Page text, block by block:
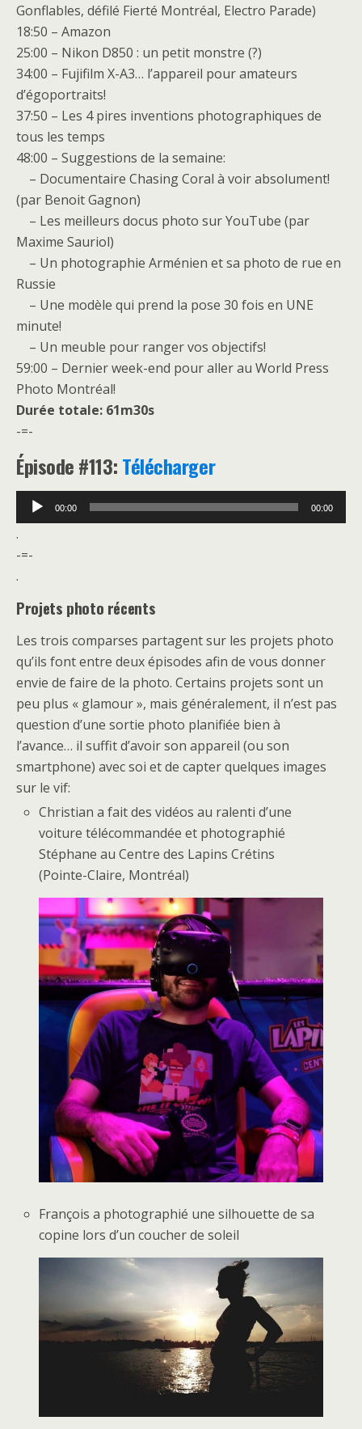
Gonflables, défilé Fierté Montréal, Electro Parade)
18:50 – Amazon
25:00 – Nikon D850 : un petit monstre (?)
34:00 – Fujifilm X-A3… l’appareil pour amateurs
d’égoportraits!
37:50 – Les 4 pires inventions photographiques de
tous les temps
48:00 – Suggestions de la semaine:
– Documentaire Chasing Coral à voir absolument!
(par Benoit Gagnon)
– Les meilleurs docus photo sur YouTube (par
Maxime Sauriol)
– Un photographie Arménien et sa photo de rue en
Russie
– Une modèle qui prend la pose 30 fois en UNE
minute!
– Un meuble pour ranger vos objectifs!
59:00 – Dernier week-end pour aller au World Press
Photo Montréal!
Durée totale: 61m30s
-=-
Épisode #113:Télécharger
Lecteur
audio
00:00 00:00
.
-=-
.
Projets photo récents
Les trois comparses partagent sur les projets photo
qu’ils font entre deux épisodes afin de vous donner
envie de faire de la photo. Certains projets sont un
peu plus « glamour », mais généralement, il n’est pas
question d’une sortie photo planifiée bien à
l’avance… il suffit d’avoir son appareil (ou son
smartphone) avec soi et de capter quelques images
sur le vif:
Christian a fait des vidéos au ralenti d’une
voiture télécommandée et photographié
Stéphane au Centre des Lapins Crétins
(Pointe-Claire, Montréal)
François a photographié une silhouette de sa
copine lors d’un coucher de soleil